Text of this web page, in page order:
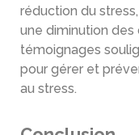
réduction du
une diminution des
témoignages
pour gérer et
au stress.